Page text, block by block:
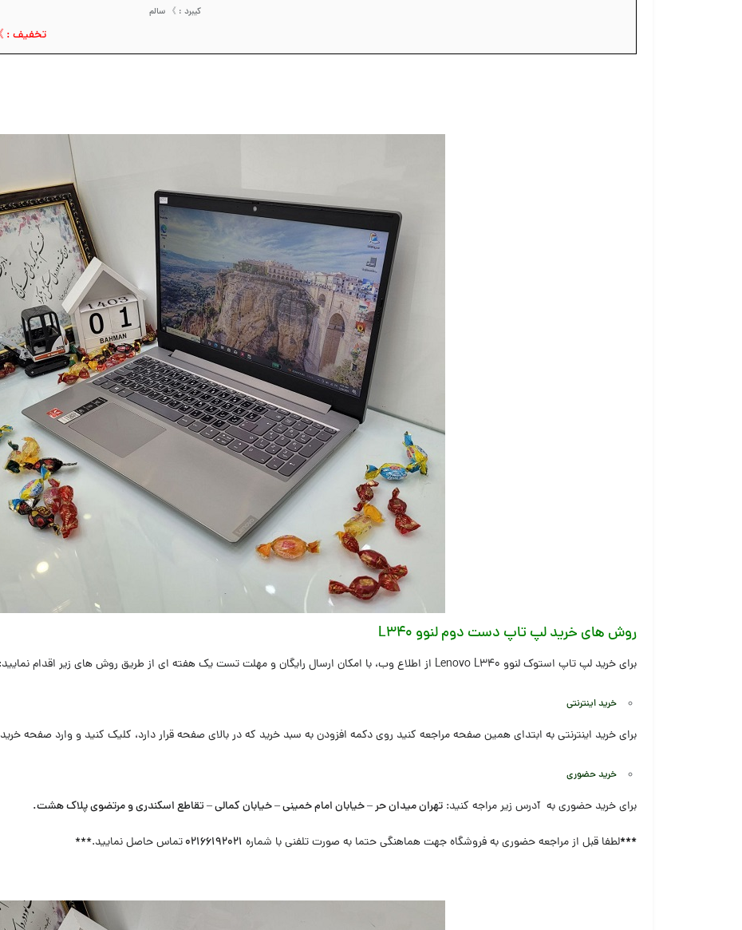
کیبرد : 》 سالم
تخفیف :
روش های خرید لپ تاپ دست دوم لنوو L340
برای خرید لپ تاپ استوک لنوو Lenovo L340 از اطلاع وب، با امکان ارسال رایگان و مهلت تست یک هفته ای از طریق روش های زیر اقدام نمایید:
خرید اینترنتی
برای خرید اینترنتی به ابتدای همین صفحه مراجعه کنید روی دکمه افزودن به سبد خرید که در بالای صفحه قرار دارد، کلیک کنید و وارد صفحه
خرید حضوری
برای خرید حضوری به آدرس زیر مراجه کنید: تهران میدان حر – خیابان امام خمینی – خیابان کمالی – تقاطع اسکندری و مرتضوی پلاک هشت.
***لطفا قبل از مراجعه حضوری به فروشگاه جهت هماهنگی حتما به صورت تلفنی با شماره ۰۲۱۶۶۱۹۲۰۲۱تماس حاصل نمایید.***